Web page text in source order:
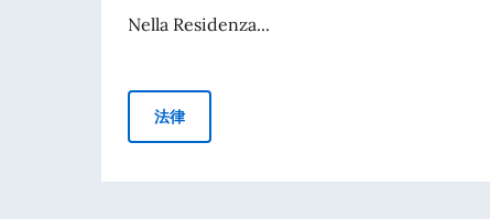
Nella Residenza...
法律COMUNICATO STAMPA - Italia e Yamaha